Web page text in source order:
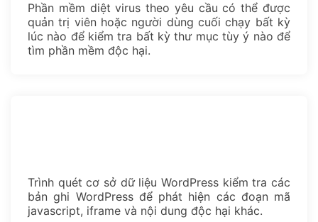
Phần mềm diệt virus theo yêu cầu có thể được
quản trị viên hoặc người dùng cuối chạy bất kỳ
lúc nào để kiểm tra bất kỳ thư mục tùy ý nào để
tìm phần mềm độc hại.
Trình quét cơ sở dữ liệu WordPress kiểm tra các
bản ghi WordPress để phát hiện các đoạn mã
javascript, iframe và nội dung độc hại khác.